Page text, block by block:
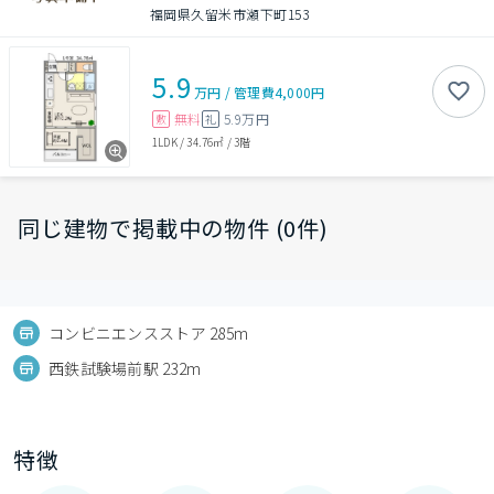
福岡県久留米市瀬下町153
5.9 万円 /管理費4,000円
敷 無料 礼 5.9万円
1LDK/34.76㎡ /3階
同じ建物で掲載中の物件 (0件)
コンビニエンスストア 285m
西鉄試験場前駅 232m
特徴